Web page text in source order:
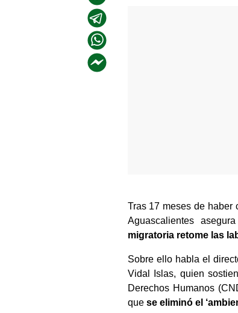
Tras 17 meses de haber
Aguascalientes
migratoria retome las
Sobre ello habla el
Vidal Islas, quien
Derechos Humanos
que se eliminó el